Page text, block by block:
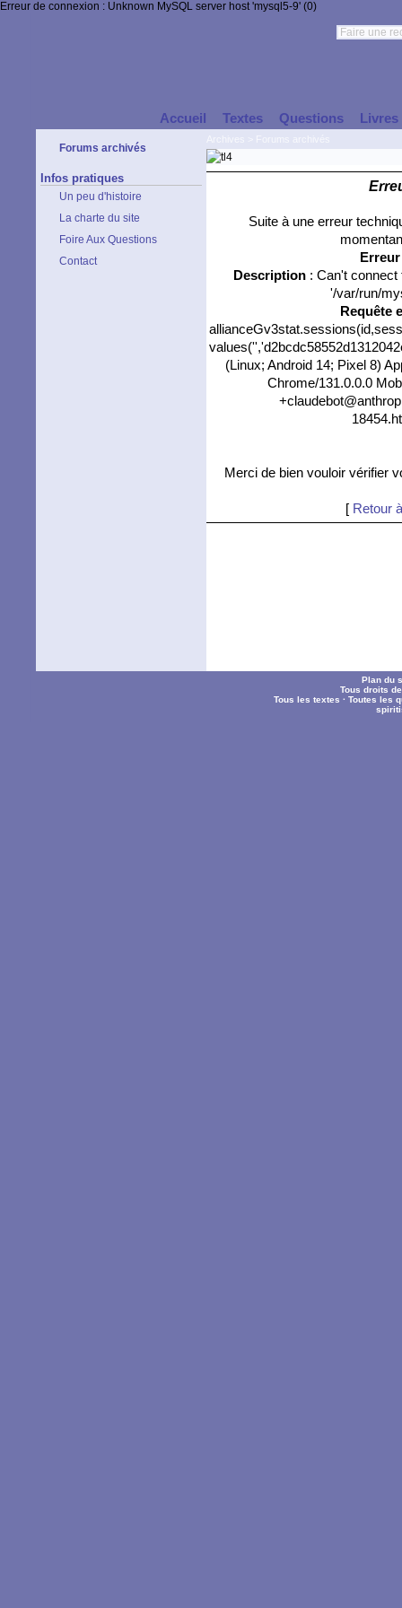
Erreur de connexion : Unknown MySQL server host 'mysql5-9' (0)
Accueil Textes Questions Livres
Forums archivés
Infos pratiques
Un peu d'histoire
La charte du site
Foire Aux Questions
Contact
Suite à une erreur
Description: Can't connect
'/var/run/
Requête
(Linux; Android 14; Pixel 8)
Chrome/131.0.0.0
Merci de bien vouloir vérifier
[ Retour
Plan du
Tous droits
Tous les textes ·Toutes les